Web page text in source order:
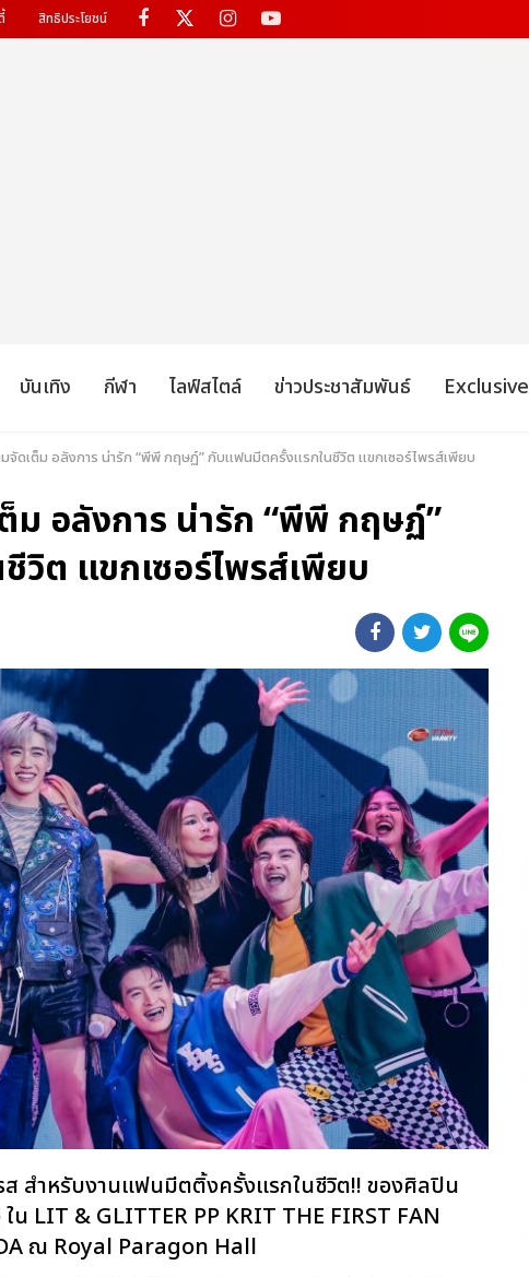
สิทธิประโยชน์
บันเทิง กีฬา ไลฟ์สไตล์ ข่าวประชาสัมพันธ์ Exclusive
จัดเต็ม อลังการ น่ารัก “พีพี กฤษฏ์” กับแฟนมีตครั้งแรกในชีวิต แขกเซอร์ไพรส์เพียบ
ม อลังการ น่ารัก “พีพี กฤษฏ์”
ต แขกเซอร์ไพรส์เพียบ
สำหรับงานแฟนมีตติ้งครั้งแรกในชีวิต!! ของศิลปิน
น LIT & GLITTER PP KRIT THE FIRST FAN
ณ Royal Paragon Hall